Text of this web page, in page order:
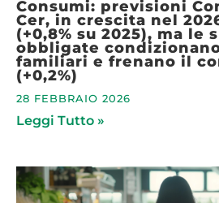
Consumi: previsioni
Cer, in crescita nel
(+0,8% su 2025), ma le
obbligate
familiari e frenano il
(+0,2%)
28 FEBBRAIO 2026
Leggi Tutto »